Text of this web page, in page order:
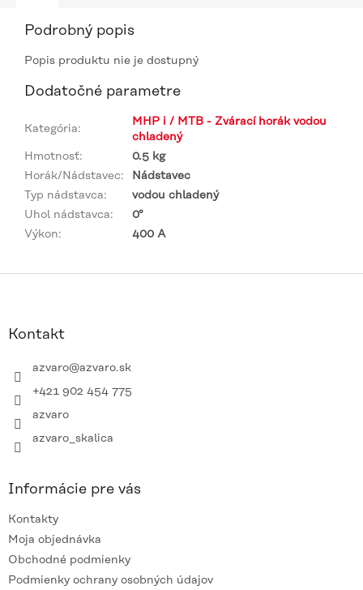
Podrobný popis
Popis produktu nie je dostupný
Dodatočné parametre
Kategória:
MHP i / MTB - Zvárací horák vodou
chladený
Hmotnosť:
0.5 kg
Horák/Nádstavec:
Nádstavec
Typ nádstavca:
vodou chladený
Uhol nádstavca:
0°
Výkon: 400 A
Kontakt
azvaro@azvaro.sk
+421 902 454 775
azvaro
azvaro_skalica
Informácie pre vás
Kontakty
Moja objednávka
Obchodné podmienky
Podmienky ochrany osobných údajov